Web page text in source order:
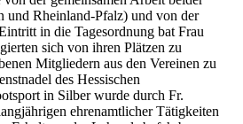
und Rheinland-Pfalz) und von der
in die Tagesordnung bat Frau
sich von ihren Plätzen zu
Mitgliedern aus den Vereinen zu
des Hessischen
in Silber wurde durch Fr.
ehrenamtlicher Tätigkeiten